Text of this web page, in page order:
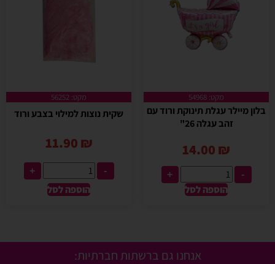
מקט: 54968
בלון מיילר עגלת תינוקת ורוד עם
זהב עגלה 26"
14.00 ₪
-
+
הוספה לסל
מקט: 56252
שקית נוצות למילוי בצבע ורוד
11.90 ₪
-
+
הוספה לסל
אנחנו גם ברשתות חברתיות: